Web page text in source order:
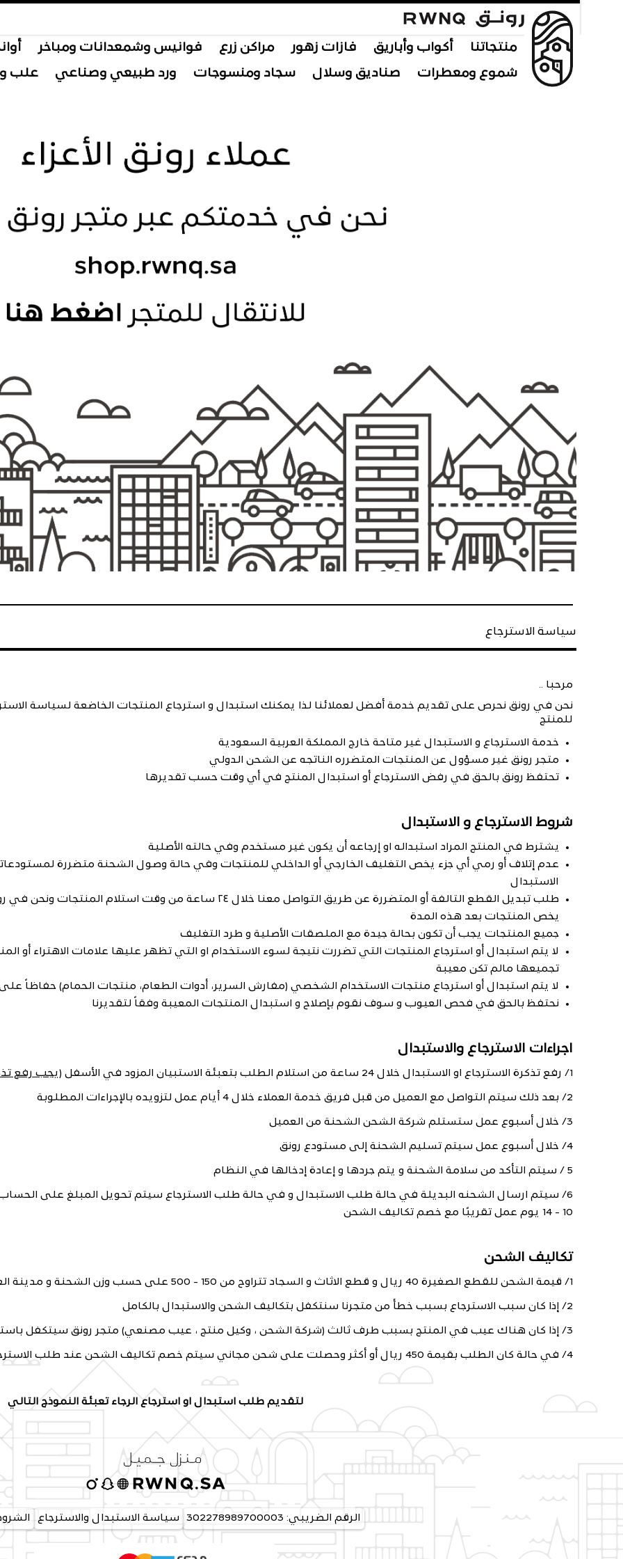
منتجاتنا أكواب وأباريق فازات زهور مراكن زرع فوانيس وشمعدانات ومباخر
شموع ومعطرات صناديق وسلال سجاد ومنسوجات ورد طبيعي وصناعي علب
سياسة الاسترجاع
مرحبا ..
للمنتج
خدمة الاسترجاع و الاستبدال غير متاحة خارج المملكة العربية السعودية
متجر رونق غير مسؤول عن المنتجات المتضرره الناتجه عن الشحن الدولي
تحتفظ رونق بالحق في رفض الاسترجاع أو استبدال المنتج في أي وقت حسب تقديرها
شروط الاسترجاع و الاستبدال
يشترط في المنتج المراد استبداله او إرجاعه أن يكون غير مستخدم وفي حالته الأصلية
عدم إتلاف أو رمي أي جزء يخص التغليف الخارجي أو الداخلي للمنتجات وفي حالة وصول الشحنة متضررة
الاستبدال
طلب تبديل القطع التالفة أو المتضررة عن طريق التواصل معنا خلال ٢٤
يخص المنتجات بعد هذه المدة
جميع المنتجات يجب أن تكون بحالة جيدة مع الملصقات الأصلية و طرد التغليف
لا يتم استبدال أو استرجاع المنتجات التي تضررت نتيجة لسوء الاستخدام او التي تظهر عليها علامات الاهتراء أو
تجميعها مالم تكن معيبة
لا يتم استبدال أو استرجاع منتجات الاستخدام الشخصي (مفارش السرير، أدوات الطعام، منتجات الحمام) حفاظاً
نحتفظ بالحق في فحص العيوب و سوف نقوم بإصلاح و استبدال المنتجات المعيبة وفقاً لتقديرنا
اجراءات الاسترجاع والاستبدال
1/ رفع تذكرة الاسترجاع او الاستبدال خلال 24 ساعة من استلام الطلب بتعبئة الاستبيان المزود في الأسفل (يجب رفع
2/ بعد ذلك سيتم التواصل مع العميل من قبل فريق خدمة العملاء خلال 4 أيام عمل لتزويده بالإجراءات المطلوبة
3/ خلال أسبوع عمل ستستلم شركة الشحن الشحنة من العميل
4/ خلال أسبوع عمل سيتم تسليم الشحنة إلى مستودع رونق
5 / سيتم التأكد من سلامة الشحنة و يتم جردها و إعادة إدخالها في النظام
6/ سيتم ارسال الشحنه البديلة في حالة طلب الاستبدال و في حالة طلب الاسترجاع سيتم تحويل المبلغ على الحساب
10 - 14 يوم عمل تقريبًا مع خصم تكاليف الشحن
تكاليف الشحن
1/ قيمة الشحن للقطع الصغيرة 40 ريال و قطع الاثاث و السجاد تتراوح من 150 - 500 على حسب وزن الشحنة و مدينة العميل
2/ إذا كان سبب الاسترجاع بسبب خطأ من متجرنا سنتكفل بتكاليف الشحن والاستبدال بالكامل
3/ إذا كان هناك عيب في المنتج بسبب طرف ثالث (شركة الشحن ، وكيل منتج ، عيب مصنعي) متجر رونق سيتكفل باستبدال المنتج ولا يمكن استرجاع المبلغ
4/ في حالة كان الطلب بقيمة 450 ريال أو أكثر وحصلت على شحن مجاني سيتم خصم تكاليف الشحن عند طلب الاسترجاع
لتقديم طلب استبدال او استرجاع الرجاء تعبئة النموذج التالي
الرقم الضريبي: 302278989700003 سياسة الاستبدال والاسترجاع